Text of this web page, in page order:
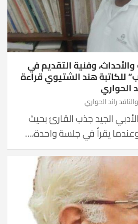
وفنية التقديم في
للكاتبة هند الشتيوي قراءة
الحواري
رائد الحواري
الجيد جذب القارئ بحيث
يقرأ في جلسة واحدة،…